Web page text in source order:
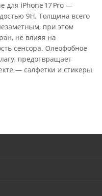
для iPhone 17 Pro —
9H. Толщина всего
при этом
не влияя на
сенсора. Олеофобное
предотвращает
— салфетки и стикеры